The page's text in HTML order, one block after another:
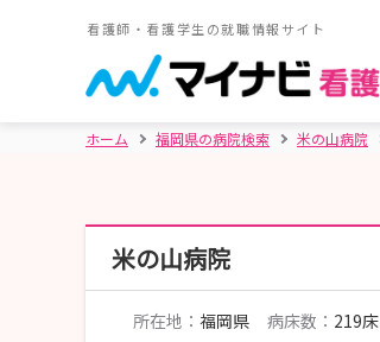
看護師・看護学生の就職情報サイト
ホーム 福岡県の病院検索 米の山病院
米の山病院
所在地： 福岡県 病床数： 219床